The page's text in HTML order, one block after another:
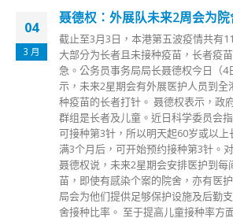
04
3 月
聂德权：外展队未来2周会为
截止至3月3日，本港第五波疫情共有
大部分为长者且未接种疫苗，长者疫
急。公务员事务局局长聂德权今日（4
示，未来2星期会有外展医护人员到全
种疫苗的长者打针。 聂德权表示，政
群组是长者及儿童。近日科学委员会
可接种第3针，所以明天起60岁或以
满3个月后，可开始预约接种第3针。
聂德权说，未来2星期会安排医护到每
苗，即使有感染个案的院舍，亦有医
局会为他们提供足够保护设施及后勤
舍接种比率。 至于提高儿童接种率方